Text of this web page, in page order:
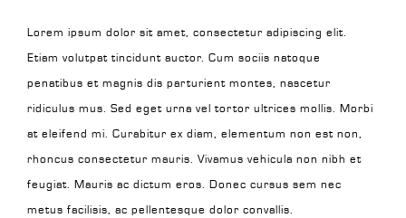
Lorem ipsum dolor sit amet, consectetur adipiscing elit.
Etiam volutpat tincidunt auctor. Cum sociis natoque
penatibus et magnis dis parturient montes, nascetur
ridiculus mus. Sed eget urna vel tortor ultrices mollis. Morbi
at eleifend mi. Curabitur ex diam, elementum non est non,
rhoncus consectetur mauris. Vivamus vehicula non nibh et
feugiat. Mauris ac dictum eros. Donec cursus sem nec
metus facilisis, ac pellentesque dolor convallis.